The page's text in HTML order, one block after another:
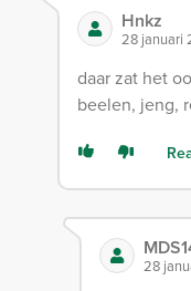
Hnkz
28 januari
daar zat het
beelen, jeng,
28